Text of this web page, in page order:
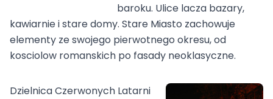
baroku. Ulice lacza bazary,
kawiarnie i stare domy. Stare Miasto zachowuje
elementy ze swojego pierwotnego okresu, od
kosciolow romanskich po fasady neoklasyczne.
Dzielnica Czerwonych Latarni